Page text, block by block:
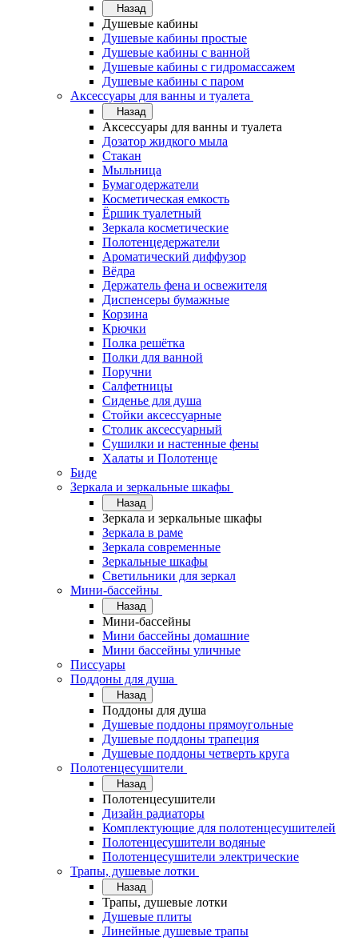
Назад
Душевые кабины
Душевые кабины простые
Душевые кабины с ванной
Душевые кабины с гидромассажем
Душевые кабины с паром
Аксессуары для ванны и туалета
Назад
Аксессуары для ванны и туалета
Дозатор жидкого мыла
Стакан
Мыльница
Бумагодержатели
Косметическая емкость
Ёршик туалетный
Зеркала косметические
Полотенцедержатели
Ароматический диффузор
Вёдра
Держатель фена и освежителя
Диспенсеры бумажные
Корзина
Крючки
Полка решётка
Полки для ванной
Поручни
Салфетницы
Сиденье для душа
Стойки аксессуарные
Столик аксессуарный
Сушилки и настенные фены
Халаты и Полотенце
Биде
Зеркала и зеркальные шкафы
Назад
Зеркала и зеркальные шкафы
Зеркала в раме
Зеркала современные
Зеркальные шкафы
Светильники для зеркал
Мини-бассейны
Назад
Мини-бассейны
Мини бассейны домашние
Мини бассейны уличные
Писсуары
Поддоны для душа
Назад
Поддоны для душа
Душевые поддоны прямоугольные
Душевые поддоны трапеция
Душевые поддоны четверть круга
Полотенцесушители
Назад
Полотенцесушители
Дизайн радиаторы
Комплектующие для полотенцесушителей
Полотенцесушители водяные
Полотенцесушители электрические
Трапы, душевые лотки
Назад
Трапы, душевые лотки
Душевые плиты
Линейные душевые трапы